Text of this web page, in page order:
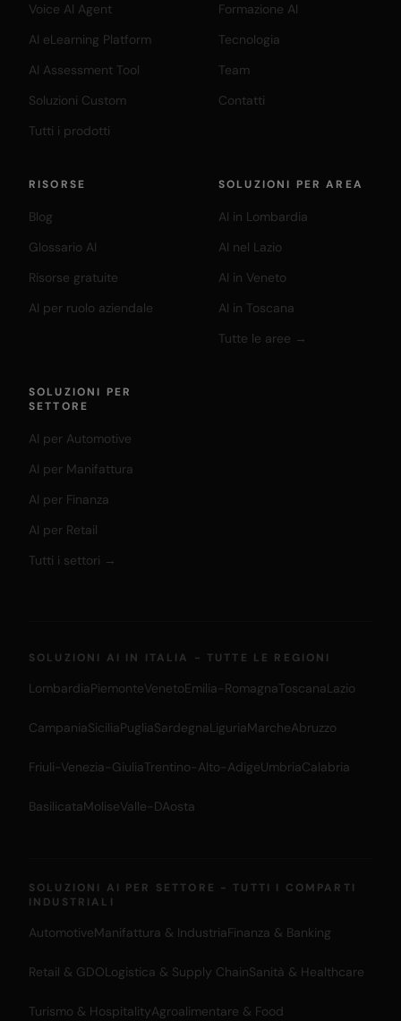
Voice AI Agent
AI eLearning Platform
AI Assessment Tool
Soluzioni Custom
Tutti i prodotti
Formazione AI
Tecnologia
Team
Contatti
RISORSE
Blog
Glossario AI
Risorse gratuite
AI per ruolo aziendale
SOLUZIONI PER AREA
AI in Lombardia
AI nel Lazio
AI in Veneto
AI in Toscana
Tutte le aree →
SOLUZIONI PER
SETTORE
AI per Automotive
AI per Manifattura
AI per Finanza
AI per Retail
Tutti i settori →
SOLUZIONI AI IN ITALIA - TUTTE LE REGIONI
LombardiaPiemonteVenetoEmilia-RomagnaToscanaLazio
CampaniaSiciliaPugliaSardegnaLiguriaMarcheAbruzzo
Friuli-Venezia-GiuliaTrentino-Alto-AdigeUmbriaCalabria
BasilicataMoliseValle-DAosta
SOLUZIONI AI PER SETTORE - TUTTI I COMPARTI
INDUSTRIALI
AutomotiveManifattura & IndustriaFinanza & Banking
Retail & GDOLogistica & Supply ChainSanità & Healthcare
Turismo & HospitalityAgroalimentare & Food